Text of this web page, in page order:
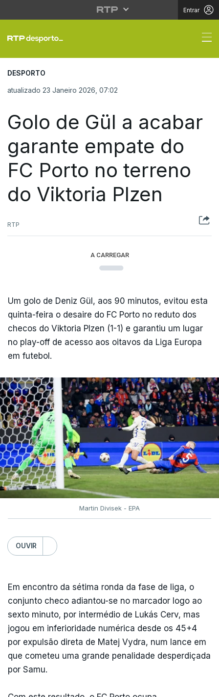
Entrar
Golo de Gül a acabar
DESPORTO
atualizado 23 Janeiro 2026, 07:02
Golo de Gül a acabar
garante empate do
FC Porto no terreno
do Viktoria Plzen
RTP
A CARREGAR
Um golo de Deniz Gül, aos 90 minutos, evitou esta
quinta-feira o desaire do FC Porto no reduto dos
checos do Viktoria Plzen (1-1) e garantiu um lugar
no play-off de acesso aos oitavos da Liga Europa
em futebol.
Martin Divisek - EPA
OUVIR
Em encontro da sétima ronda da fase de liga, o
conjunto checo adiantou-se no marcador logo ao
sexto minuto, por intermédio de Lukás Cerv, mas
jogou em inferioridade numérica desde os 45+4
por expulsão direta de Matej Vydra, num lance em
que cometeu uma grande penalidade desperdiçada
por Samu.